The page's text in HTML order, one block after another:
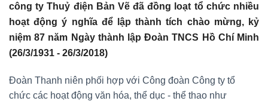
công ty Thuỷ điện Bản Vẽ đã đồng loạt tổ chức nhiều
hoạt động ý nghĩa để lập thành tích chào mừng, kỷ
niệm 87 năm Ngày thành lập Đoàn TNCS Hồ Chí Minh
(26/3/1931 - 26/3/2018)
Đoàn Thanh niên phối hợp với Công đoàn Công ty tổ
chức các hoạt động văn hóa, thể dục - thể thao như